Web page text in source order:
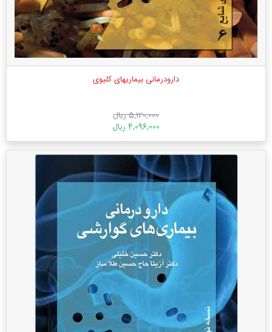
دارودرمانی بیماریهای کلیوی
5,120,000 ریال
4,096,000 ریال